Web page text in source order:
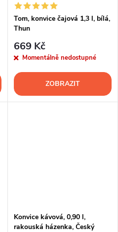
Tom, konvice čajová 1,3 l, bílá,
Thun
669 Kč
Momentálně nedostupné
ZOBRAZIT
Konvice kávová, 0,90 l,
rakouská házenka, Český